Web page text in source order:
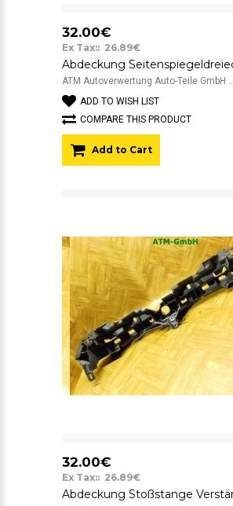
32.00€
Ex Tax:: 26.89€
ATM Autoverwertung Auto-Teile GmbH ..
ADD TO WISH LIST
COMPARE THIS PRODUCT
Add to Cart
32.00€
Ex Tax:: 26.89€